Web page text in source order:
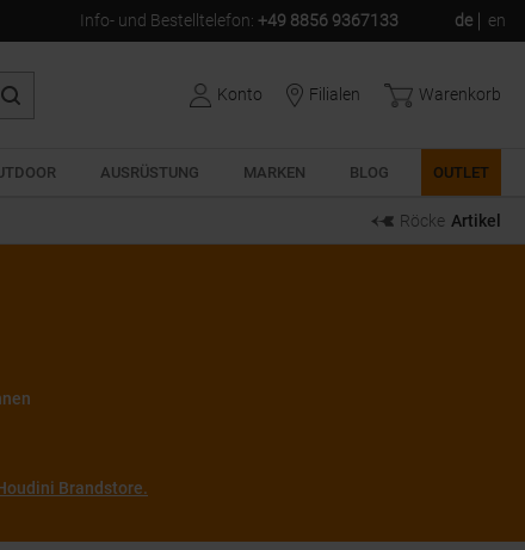
Info- und Bestelltelefon: +49 8856 9367133 de en
Konto Filialen Warenkorb
AUSRÜSTUNG MARKEN BLOG OUTLET
Röcke Artikel
Brandstore.